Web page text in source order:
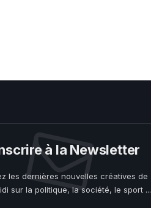
à la Newsletter
les dernières nouvelles créatives de
sur la politique, la société, le sport ...